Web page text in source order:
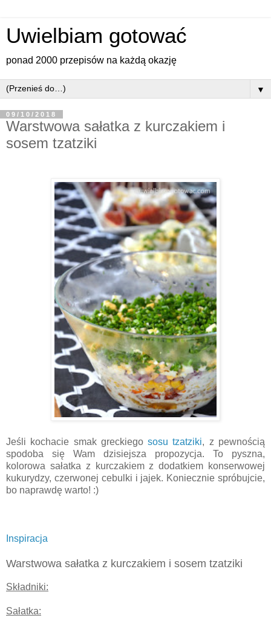
Uwielbiam gotować
ponad 2000 przepisów na każdą okazję
▼
09/10/2018
Warstwowa sałatka z kurczakiem i
sosem tzatziki
Jeśli kochacie smak greckiegososu tzatziki, z pewnością
spodoba się Wam dzisiejsza propozycja. To pyszna,
kolorowa sałatka z kurczakiem z dodatkiem konserwowej
kukurydzy, czerwonej cebulki i jajek. Koniecznie spróbujcie,
bo naprawdę warto! :)
Inspiracja
Warstwowa sałatka z kurczakiem i sosem tzatziki
Składniki:
Sałatka: